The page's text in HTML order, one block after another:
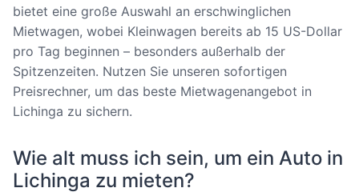
bietet eine große Auswahl an erschwinglichen
Mietwagen, wobei Kleinwagen bereits ab 15 US-Dollar
pro Tag beginnen – besonders außerhalb der
Spitzenzeiten. Nutzen Sie unseren sofortigen
Preisrechner, um das beste Mietwagenangebot in
Lichinga zu sichern.
Wie alt muss ich sein, um ein Auto in
Lichinga zu mieten?